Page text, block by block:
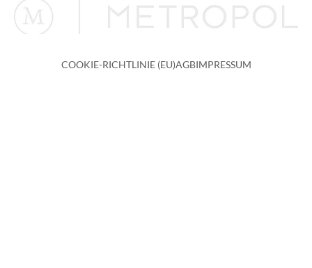
COOKIE-RICHTLINIE (EU)AGBIMPRESSUM